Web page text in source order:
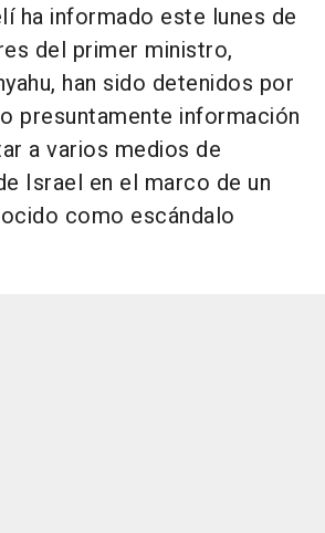
ha informado este lunes de
del primer ministro,
han sido detenidos por
presuntamente información
a varios medios de
Israel en el marco de un
como escándalo